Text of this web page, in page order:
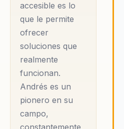
accesible es lo
que le permite
ofrecer
soluciones que
realmente
funcionan.
Andrés es un
pionero en su
campo,